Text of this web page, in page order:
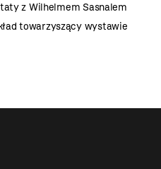
z Wilhelmem Sasnalem
towarzyszący wystawie